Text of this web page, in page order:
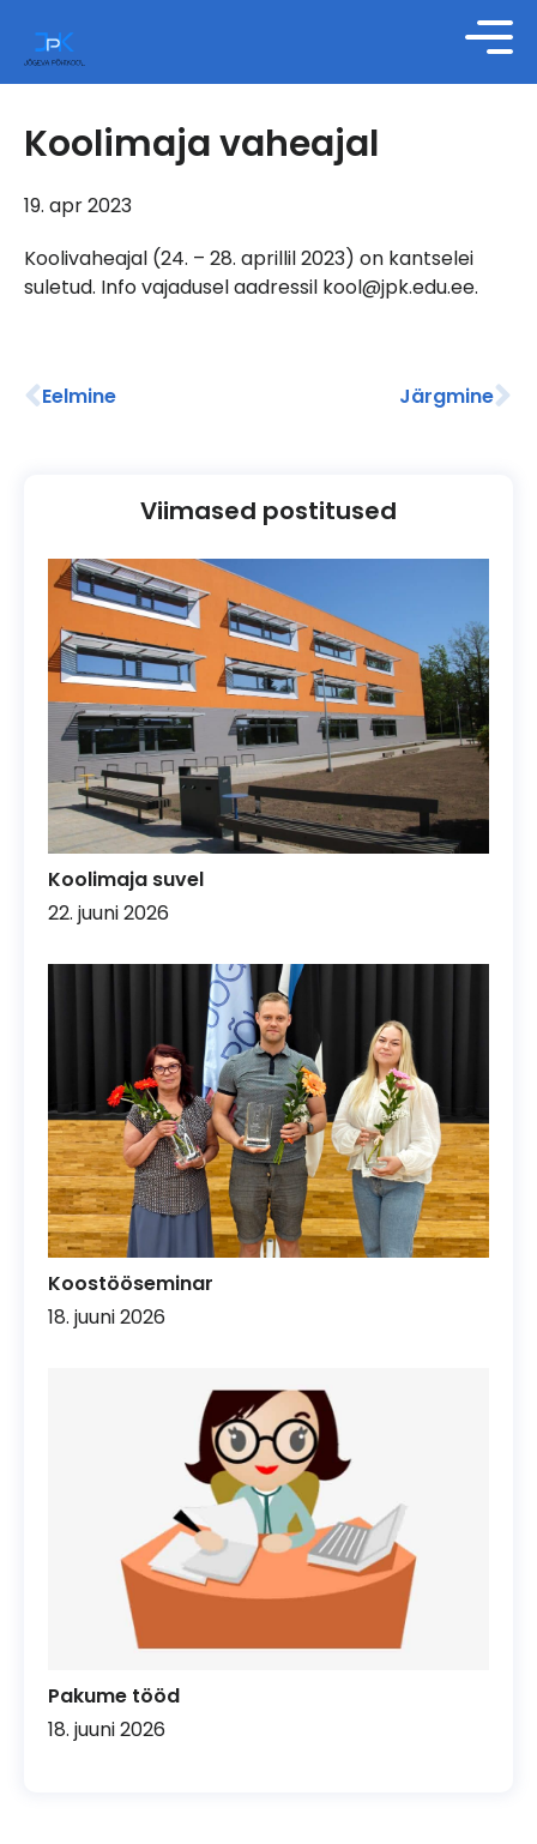
Koolimaja vaheajal
19. apr 2023
Koolivaheajal (24. – 28. aprillil 2023) on kantselei
suletud. Info vajadusel aadressil kool@jpk.edu.ee.
Eelmine Järgmine
Viimased postitused
Koolimaja suvel
22. juuni 2026
Koostööseminar
18. juuni 2026
Pakume tööd
18. juuni 2026